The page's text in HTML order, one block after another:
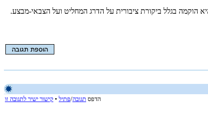
הוקמה בגלל ביקורת ציבורית על הדרג המחליט ועל הצבאי-מבצע.
הדפס תגובה/פתיל • קישור ישיר לתגובה זו